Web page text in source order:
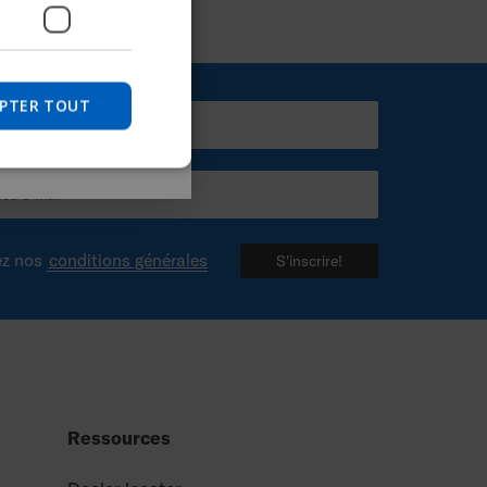
nos conditions générales S'inscrire!
Ressources
assistance pour
Passer
DANISH
CHINESE (SIMPLIFIED)
ITALIAN
TOUT